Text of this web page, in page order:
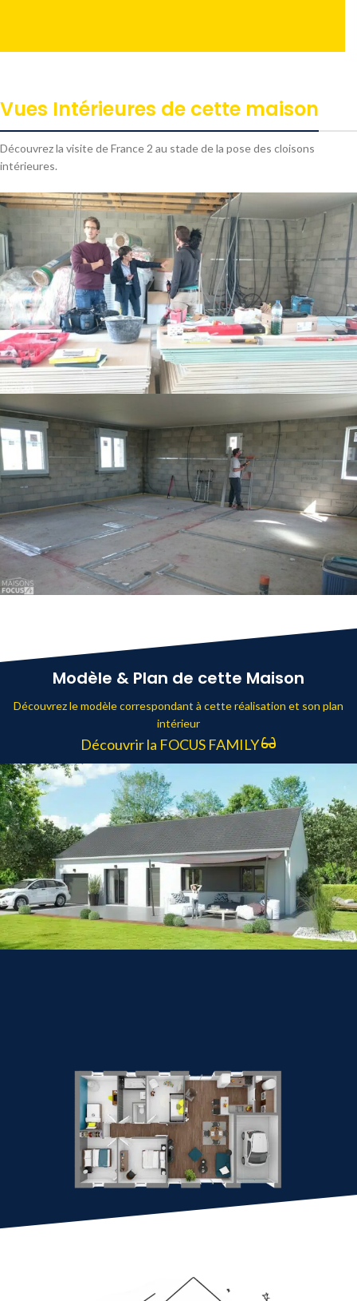
Vues Intérieures de cette maison
Découvrez la visite de France 2 au stade de la pose des cloisons
intérieures.
Modèle & Plan de cette Maison
Découvrez le modèle correspondant à cette réalisation et son plan
intérieur
Découvrir la FOCUS FAMILY